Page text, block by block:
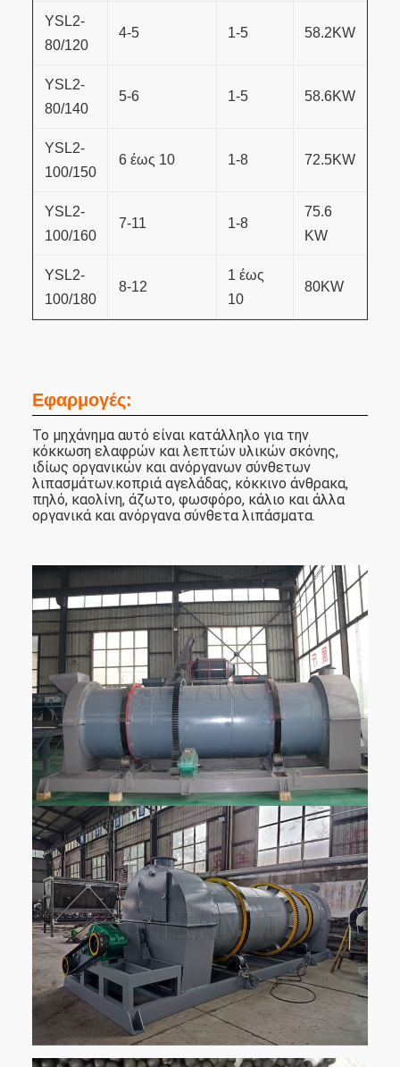
ΥSL2-
80/120
4-5 1-5 58.2KW
ΥSL2-
80/140
5-6 1-5 58.6KW
ΥSL2-
100/150
6 έως 10 1-8 72.5KW
ΥSL2-
100/160
7-11 1-8
75.6
KW
ΥSL2-
100/180
8-12
1 έως
10
80KW
Εφαρμογές:
Το μηχάνημα αυτό είναι κατάλληλο για την
κόκκωση ελαφρών και λεπτών υλικών σκόνης,
ιδίως οργανικών και ανόργανων σύνθετων
λιπασμάτων.κοπριά αγελάδας, κόκκινο άνθρακα,
πηλό, καολίνη, άζωτο, φωσφόρο, κάλιο και άλλα
οργανικά και ανόργανα σύνθετα λιπάσματα.